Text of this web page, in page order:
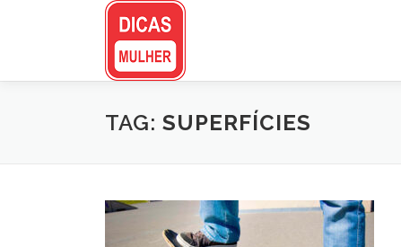
TAG: SUPERFÍCIES